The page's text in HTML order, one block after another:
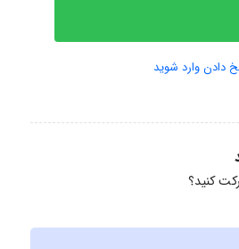
دادن وارد شوید
کنید؟